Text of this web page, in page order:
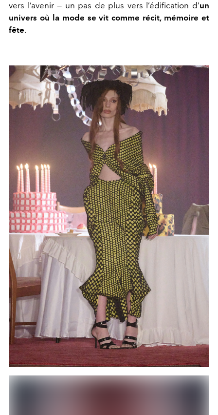
vers l’avenir — un pas de plus vers l’édification d’un
univers où la mode se vit comme récit, mémoire et
fête.